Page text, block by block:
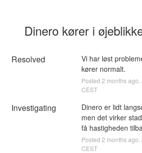
Dinero kører i
Resolved
Vi har løst
kører normalt.
Posted 2 months ago.
CEST
Investigating
Dinero er lidt
men det virker
få hastigheden
Posted 2 months ago.
CEST